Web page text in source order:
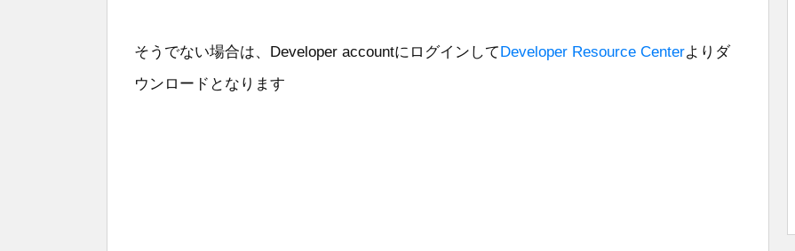
そうでない場合は、Developer accountにログインしてDeveloper Resource Centerよりダ
ウンロードとなります